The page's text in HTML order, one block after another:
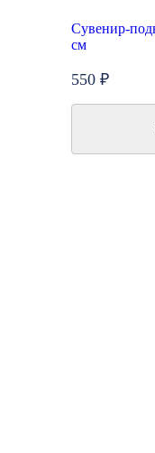
Сувенир-
см
550 ₽